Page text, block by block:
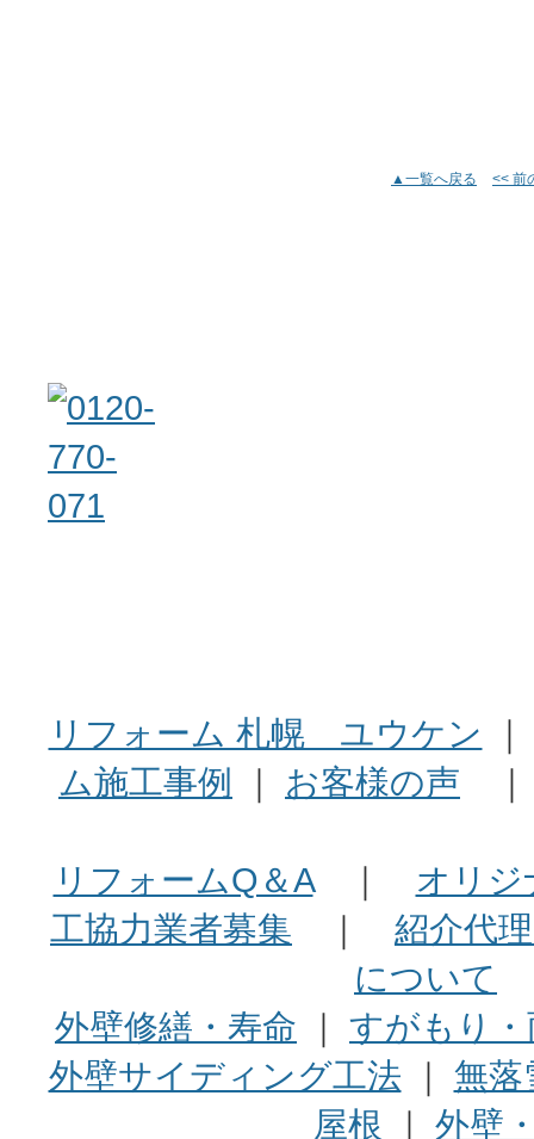
▲一覧へ戻る << 前
リフォーム 札幌 ユウケン ｜
ム施工事例 ｜ お客様の声
リフォームQ＆A｜ オリジ
工協力業者募集 ｜ 紹介代
について
外壁修繕・寿命 ｜ すがもり
外壁サイディング工法 ｜ 無落
屋根 ｜ 外壁